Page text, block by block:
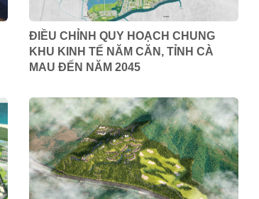
ĐIỀU CHỈNH QUY HOẠCH CHUNG
KHU KINH TẾ NĂM CĂN, TỈNH CÀ
MAU ĐẾN NĂM 2045